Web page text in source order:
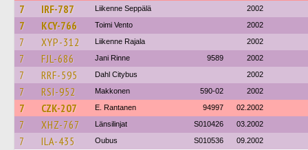
7 IRF-787 Liikenne Seppälä 2002
7 KCY-766 Toimi Vento 2002
7 XYP-312 Liikenne Rajala 2002
7 FJL-686 Jani Rinne 9589 2002
7 RRF-595 Dahl Citybus 2002
7 RSI-952 Makkonen 590-02 2002
7 CZK-207 E. Rantanen 94997 02.2002
7 XHZ-767 Länsilinjat S010426 03.2002
7 ILA-435 Oubus S010536 09.2002